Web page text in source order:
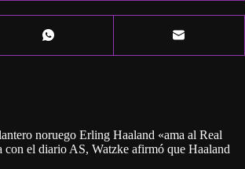
noruego Erling Haaland «ama al Real
el diario AS, Watzke afirmó que Haaland